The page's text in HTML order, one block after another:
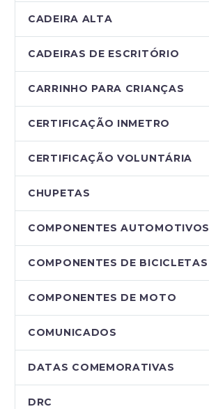
CADEIRA ALTA
CADEIRAS DE ESCRITÓRIO
CARRINHO PARA CRIANÇAS
CERTIFICAÇÃO INMETRO
CERTIFICAÇÃO VOLUNTÁRIA
CHUPETAS
COMPONENTES AUTOMOTIVOS
COMPONENTES DE BICICLETAS
COMPONENTES DE MOTO
COMUNICADOS
DATAS COMEMORATIVAS
DRC